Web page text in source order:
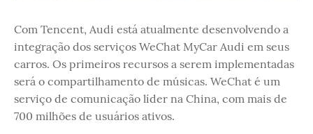
Com Tencent, Audi está atualmente desenvolvendo a
integração dos serviços WeChat MyCar Audi em seus
carros. Os primeiros recursos a serem implementadas
será o compartilhamento de músicas. WeChat é um
serviço de comunicação líder na China, com mais de
700 milhões de usuários ativos.